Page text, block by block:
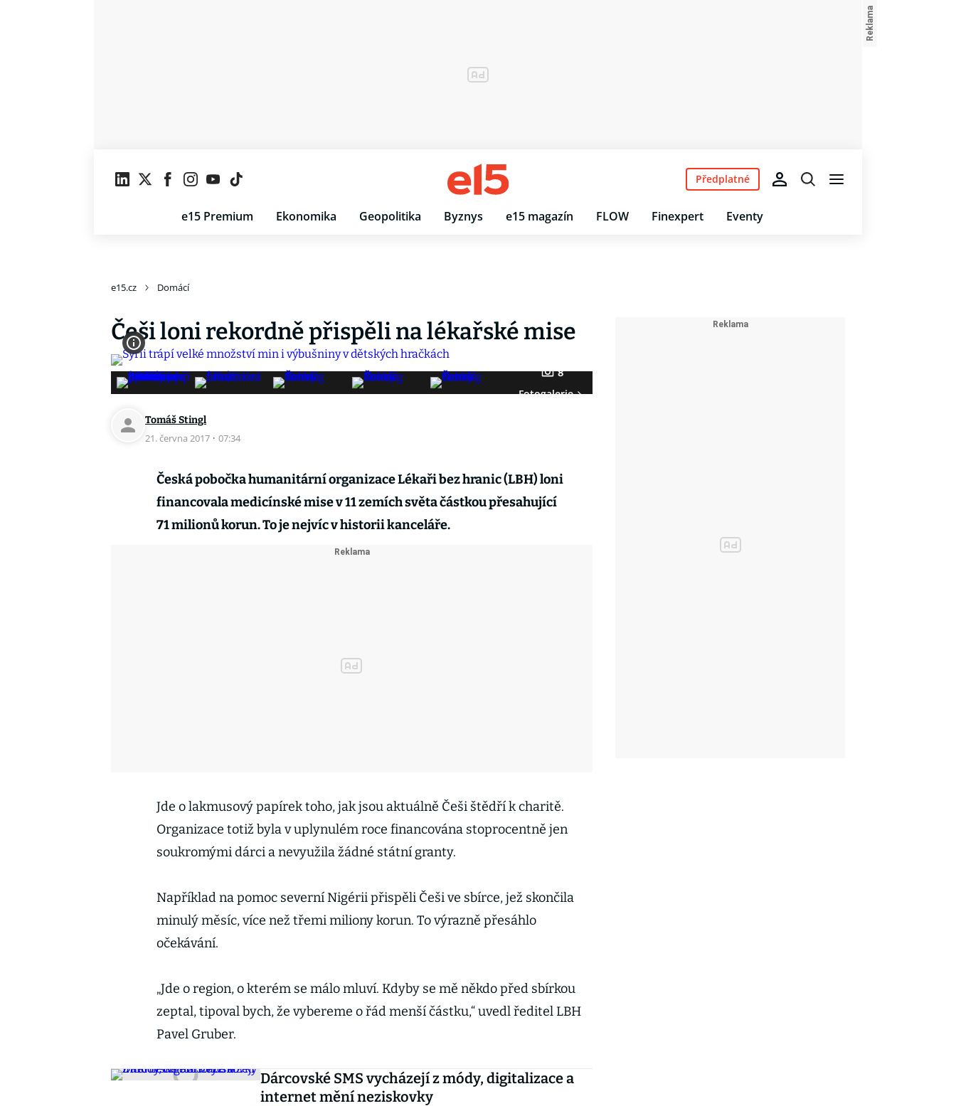
e15 Premium Ekonomika Geopolitika Byznys e15 magazín FLOW Finexpert Eventy
Předplatné
e15.cz Domácí
Češi loni rekordně přispěli na lékařské mise
8
Fotogalerie
Tomáš Stingl
21. června 2017 · 07:34
Česká pobočka humanitární organizace Lékaři bez hranic (LBH) loni
financovala medicínské mise v 11 zemích světa částkou přesahující
71 milionů korun. To je nejvíc v historii kanceláře.
Jde o lakmusový papírek toho, jak jsou aktuálně Češi štědří k charitě.
Organizace totiž byla v uplynulém roce financována stoprocentně jen
soukromými dárci a nevyužila žádné státní granty.
Například na pomoc severní Nigérii přispěli Češi ve sbírce, jež skončila
minulý měsíc, více než třemi miliony korun. To výrazně přesáhlo
očekávání.
„Jde o region, o kterém se málo mluví. Kdyby se mě někdo před sbírkou
zeptal, tipoval bych, že vybereme o řád menší částku,“ uvedl ředitel LBH
Pavel Gruber.
Dárcovské SMS vycházejí z módy, digitalizace a
internet mění neziskovky